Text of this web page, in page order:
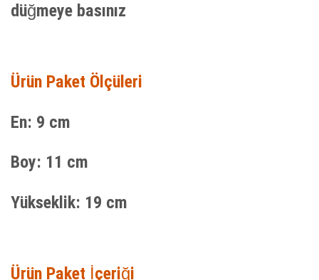
düğmeye basınız
Ürün Paket Ölçüleri
En: 9 cm
Boy: 11 cm
Yükseklik: 19 cm
Ürün Paket İçeriği